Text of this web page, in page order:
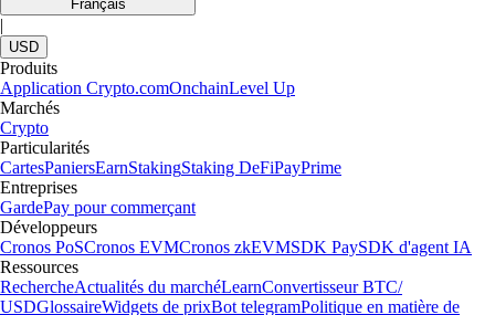
Français
|
USD
Produits
Application Crypto.comOnchainLevel Up
Marchés
Crypto
Particularités
CartesPaniersEarnStakingStaking DeFiPayPrime
Entreprises
GardePay pour commerçant
Développeurs
Cronos PoSCronos EVMCronos zkEVMSDK PaySDK d'agent IA
Ressources
RechercheActualités du marchéLearnConvertisseur BTC/
USDGlossaireWidgets de prixBot telegramPolitique en matière de